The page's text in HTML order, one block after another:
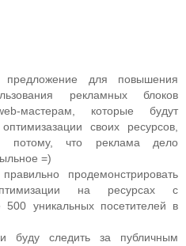
для повышения
рекламных блоков
мастерам, которые будут
своих ресурсов,
потому, что реклама дело
=)
продемонстрировать
на ресурсах с
уникальных посетителей в
буду следить за публичным